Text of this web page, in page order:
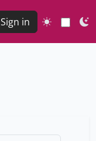
Sign in